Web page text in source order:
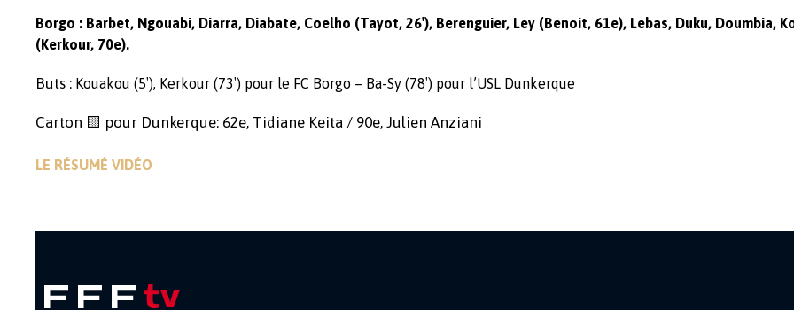
Borgo : Barbet, Ngouabi, Diarra, Diabate, Coelho (Tayot, 26′), Berenguier, Ley (Benoit, 61e), Lebas, Duku, Doumbia,
(Kerkour, 70e).
Buts : Kouakou (5′), Kerkour (73′) pour le FC Borgo – Ba-Sy (78′) pour l’USL Dunkerque
Carton 🟨 pour Dunkerque: 62e, Tidiane Keita / 90e, Julien Anziani
LE RÉSUMÉ VIDÉO